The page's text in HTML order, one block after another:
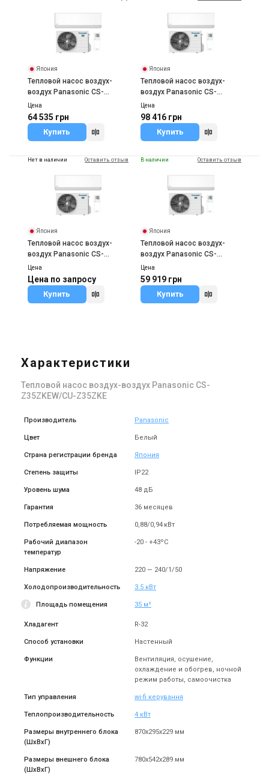
Купить
Япония
Тепловой насос воздух-
воздух Panasonic CS-
Z25ZKEW/CU-Z25ZKE
Цена
64 535 грн
Купить
Япония
Тепловой насос воздух-
воздух Panasonic CS-
Z50ZKEW/CU-Z50ZKE
Цена
98 416 грн
Купить
Нет в наличии Оставить отзыв
Япония
Тепловой насос воздух-
воздух Panasonic CS-
Z71ZKEW/CU-Z71ZKE
Цена
Цена по запросу
Купить
В наличии Оставить отзыв
Япония
Тепловой насос воздух-
воздух Panasonic CS-
Z20ZKEW/CU-Z20ZKE
Цена
59 919 грн
Купить
Характеристики
Тепловой насос воздух-воздух Panasonic CS-
Z35ZKEW/CU-Z35ZKE
Производитель Panasonic
Цвет Белый
Страна регистрации бренда Япония
Степень защиты IP22
Уровень шума 48 дБ
Гарантия 36 месяцев
Потребляемая мощность 0,88/0,94 кВт
Рабочий диапазон
температур
-20 - +43ºC
Напряжение 220 — 240/1/50
Холодопроизводительность 3.5 кВт
Площадь помещения 35 м²
Хладагент R-32
Способ установки Настенный
Функции
Вентиляция, осушение,
охлаждение и обогрев, ночной
режим работы, самоочистка
Тип управления wi-fi керування
Теплопроизводительность 4 кВт
Размеры внутреннего блока
(ШxВxГ)
870x295x229 мм
Размеры внешнего блока
(ШxВxГ)
780x542x289 мм